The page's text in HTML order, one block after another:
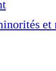
et